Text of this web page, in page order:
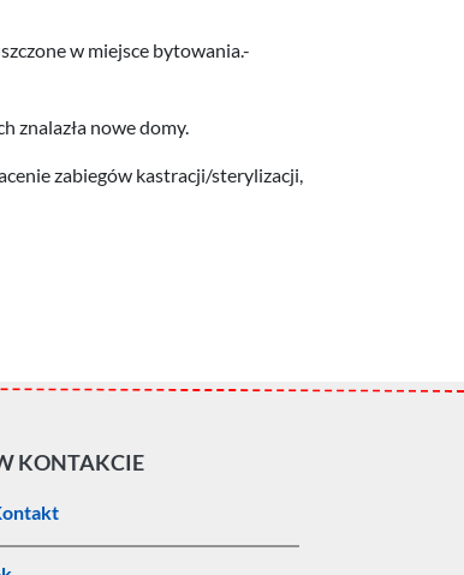
w miejsce bytowania.-
znalazła nowe domy.
zabiegów kastracji/sterylizacji,
KONTAKCIE